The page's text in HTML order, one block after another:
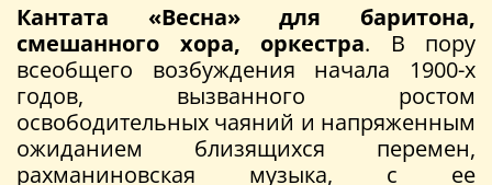
Кантата «Весна» для баритона,
смешанного хора, оркестра. В пору
всеобщего возбуждения начала 1900-х
годов, вызванного ростом
освободительных чаяний и напряженным
ожиданием близящихся перемен,
рахманиновская музыка, с ее